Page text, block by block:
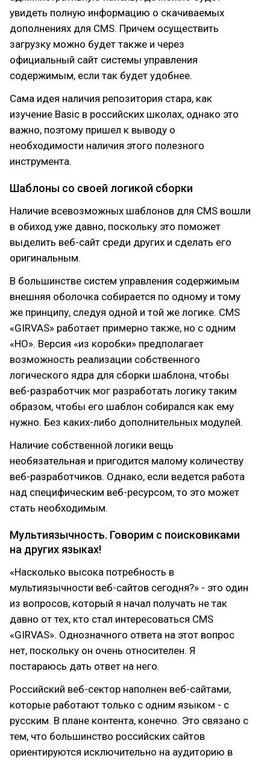
увидеть полную информацию о скачиваемых
дополнениях для CMS. Причем осуществить
загрузку можно будет также и через
официальный сайт системы управления
содержимым, если так будет удобнее.
Сама идея наличия репозитория стара, как
изучение Basic в российских школах, однако это
важно, поэтому пришел к выводу о
необходимости наличия этого полезного
инструмента.
Шаблоны со своей логикой сборки
Наличие всевозможных шаблонов для CMS вошли
в обиход уже давно, поскольку это поможет
выделить веб-сайт среди других и сделать его
оригинальным.
В большинстве систем управления содержимым
внешняя оболочка собирается по одному и тому
же принципу, следуя одной и той же логике. CMS
«GIRVAS» работает примерно также, но с одним
«НО». Версия «из коробки» предполагает
возможность реализации собственного
логического ядра для сборки шаблона, чтобы
веб-разработчик мог разработать логику таким
образом, чтобы его шаблон собирался как ему
нужно. Без каких-либо дополнительных модулей.
Наличие собственной логики вещь
необязательная и пригодится малому количеству
веб-разработчиков. Однако, если ведется работа
над специфическим веб-ресурсом, то это может
стать необходимым.
Мультиязычность. Говорим с поисковиками
на других языках!
«Насколько высока потребность в
мультиязычности веб-сайтов сегодня?» - это один
из вопросов, который я начал получать не так
давно от тех, кто стал интересоваться CMS
«GIRVAS». Однозначного ответа на этот вопрос
нет, поскольку он очень относителен. Я
постараюсь дать ответ на него.
Российский веб-сектор наполнен веб-сайтами,
которые работают только с одним языком - с
русским. В плане контента, конечно. Это связано с
тем, что большинство российских сайтов
ориентируются исключительно на аудиторию в